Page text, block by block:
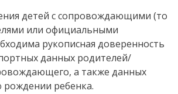
детей с сопровождающими (то
или официальными
рукописная доверенность
данных родителей/
а также данных
рождении ребенка.